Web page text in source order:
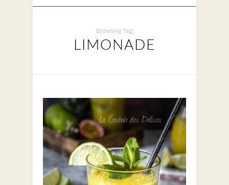
Browsing Tag:
LIMONADE